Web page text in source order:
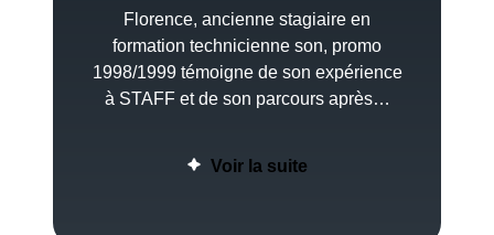
Florence, ancienne stagiaire en
formation technicienne son, promo
1998/1999 témoigne de son expérience
à STAFF et de son parcours après…
Voir la suite